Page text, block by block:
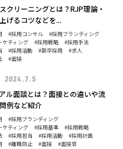
クリーニングとは？RJP理論・
げるコツなどを...
採用コンサル
採用ブランディング
ケティング
採用戦略
採用手法
採用活動 新卒採用
求人
面接
2024.7.5
ル面談とは？面接との違いや流
例など紹介
採用ブランディング
ケティング
採用基準
採用戦略
採用担当 採用活動
採用計画
離職防止 面接 面接官